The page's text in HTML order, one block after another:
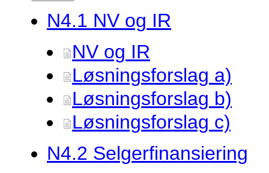
N4.1 NV og IR
NV og IR
Løsningsforslag a)
Løsningsforslag b)
Løsningsforslag c)
N4.2 Selgerfinansiering